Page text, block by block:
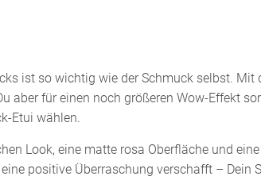
ist so wichtig wie der Schmuck selbst. Mit
aber für einen noch größeren Wow-Effekt
Etui wählen.
Look, eine matte rosa Oberfläche und
positive Überraschung verschafft –